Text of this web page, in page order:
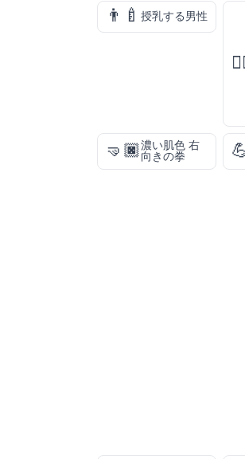
👨‍🍼 授乳する男性
🤜🏿濃い肌色 右
向きの拳